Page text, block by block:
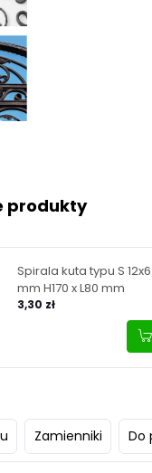
produkty
Spirala kuta typu S 12x6
mm H170 x L80 mm
3,30 zł
Zamienniki Do